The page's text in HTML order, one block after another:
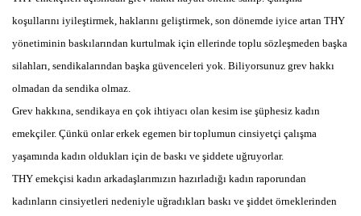
koşullarını iyileştirmek, haklarını geliştirmek, son dönemde iyice artan THY
yönetiminin baskılarından kurtulmak için ellerinde toplu sözleşmeden başka
silahları, sendikalarından başka güvenceleri yok. Biliyorsunuz grev hakkı
olmadan da sendika olmaz.
Grev hakkına, sendikaya en çok ihtiyacı olan kesim ise şüphesiz kadın
emekçiler. Çünkü onlar erkek egemen bir toplumun cinsiyetçi çalışma
yaşamında kadın oldukları için de baskı ve şiddete uğruyorlar.
THY emekçisi kadın arkadaşlarımızın hazırladığı kadın raporundan
kadınların cinsiyetleri nedeniyle uğradıkları baskı ve şiddet örneklerinden